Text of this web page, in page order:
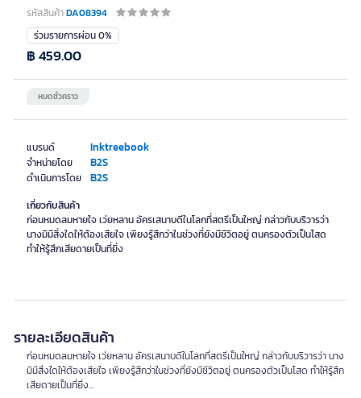
รหัสสินค้าDA08394
แบรนด์ Inktreebook
จำหน่ายโดย B2S
ดำเนินการโดย B2S
ร่วมรายการผ่อน 0%
หมดชั่วคราว
฿ 459.00
เกี่ยวกับสินค้า
ก่อนหมดลมหายใจ เว่ยหลาน อัครเสนาบดีในโลกที่สตรีเป็นใหญ่ กล่าวกับบริวารว่า
นางมิมีสิ่งใดให้ต้องเสียใจ เพียงรู้สึกว่าในช่วงที่ยังมีชีวิตอยู่ ตนครองตัวเป็นโสด
ทำให้รู้สึกเสียดายเป็นที่ยิ่ง
รายละเอียดสินค้า
ก่อนหมดลมหายใจ เว่ยหลาน อัครเสนาบดีในโลกที่สตรีเป็นใหญ่ กล่าวกับบริวารว่า นาง
มิมีสิ่งใดให้ต้องเสียใจ เพียงรู้สึกว่าในช่วงที่ยังมีชีวิตอยู่ ตนครองตัวเป็นโสด ทำให้รู้สึก
เสียดายเป็นที่ยิ่ง...